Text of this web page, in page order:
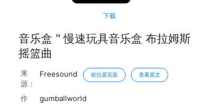
下载
音乐盒 " 慢速玩具音乐盒 布拉姆斯
摇篮曲
来
源：
Freesound 前往原页面 查看原文
作
gumballworld